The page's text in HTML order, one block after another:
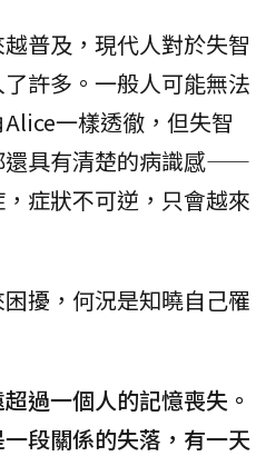
普及，現代人對於失智
許多。一般人可能無法
一樣透徹，但失智
還具有清楚的病識感——
症狀不可逆，只會越來
擾，何況是知曉自己罹
過一個人的記憶喪失。
段關係的失落，有一天